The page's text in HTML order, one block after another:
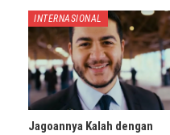
INTERNASIONAL
Jagoannya Kalah dengan